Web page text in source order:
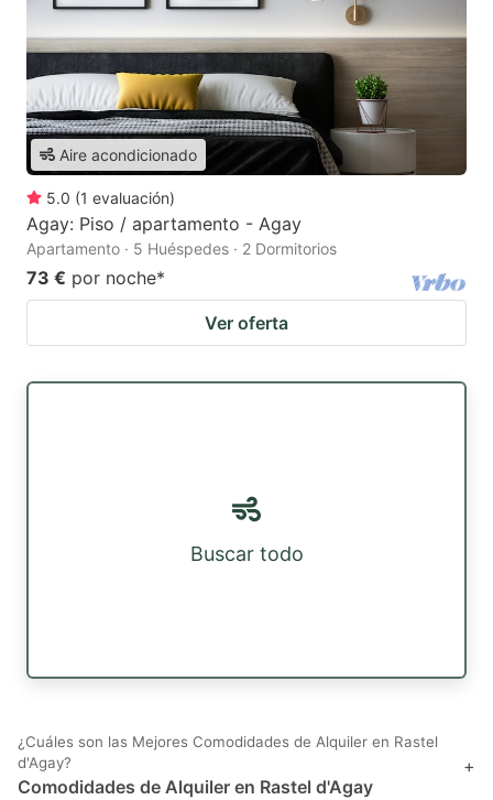
Aire acondicionado
5.0 (1 evaluación)
Agay: Piso / apartamento - Agay
Apartamento · 5 Huéspedes · 2 Dormitorios
73 € por noche*
Ver oferta
Buscar todo
¿Cuáles son las Mejores Comodidades de Alquiler en Rastel
d'Agay?
Comodidades de Alquiler en Rastel d'Agay
+